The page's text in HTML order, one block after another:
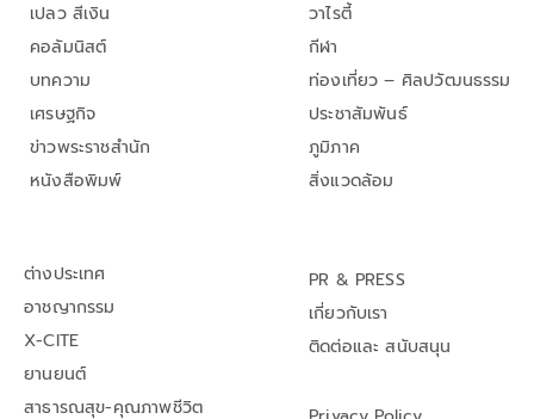
เปลว สีเงิน
คอลัมนิสต์
บทความ
เศรษฐกิจ
ข่าวพระราชสำนัก
หนังสือพิมพ์
วาไรตี้
กีฬา
ท่องเที่ยว – ศิลปวัฒนธรรม
ประชาสัมพันธ์
ภูมิภาค
สิ่งแวดล้อม
ต่างประเทศ
อาชญากรรม
X-CITE
ยานยนต์
สาธารณสุข-คุณภาพชีวิต
PR & PRESS
เกี่ยวกับเรา
ติดต่อและ สนับสนุน